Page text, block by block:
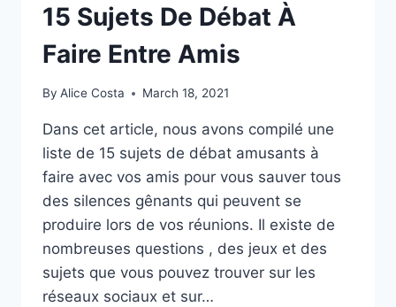
15 Sujets De Débat À
Faire Entre Amis
By Alice Costa March 18, 2021
Dans cet article, nous avons compilé une
liste de 15 sujets de débat amusants à
faire avec vos amis pour vous sauver tous
des silences gênants qui peuvent se
produire lors de vos réunions. Il existe de
nombreuses questions , des jeux et des
sujets que vous pouvez trouver sur les
réseaux sociaux et sur…